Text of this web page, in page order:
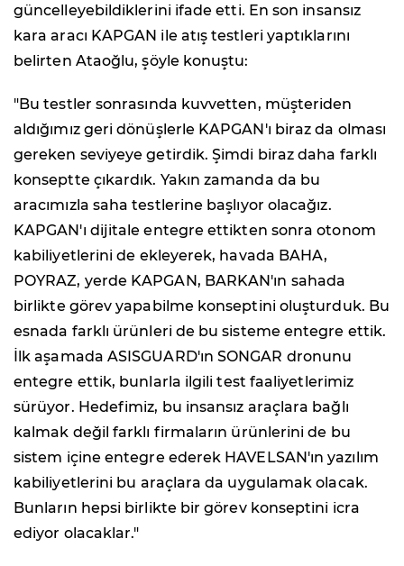
güncelleyebildiklerini ifade etti. En son insansız
kara aracı KAPGAN ile atış testleri yaptıklarını
belirten Ataoğlu, şöyle konuştu:
"Bu testler sonrasında kuvvetten, müşteriden
aldığımız geri dönüşlerle KAPGAN'ı biraz da olması
gereken seviyeye getirdik. Şimdi biraz daha farklı
konseptte çıkardık. Yakın zamanda da bu
aracımızla saha testlerine başlıyor olacağız.
KAPGAN'ı dijitale entegre ettikten sonra otonom
kabiliyetlerini de ekleyerek, havada BAHA,
POYRAZ, yerde KAPGAN, BARKAN'ın sahada
birlikte görev yapabilme konseptini oluşturduk. Bu
esnada farklı ürünleri de bu sisteme entegre ettik.
İlk aşamada ASISGUARD'ın SONGAR dronunu
entegre ettik, bunlarla ilgili test faaliyetlerimiz
sürüyor. Hedefimiz, bu insansız araçlara bağlı
kalmak değil farklı firmaların ürünlerini de bu
sistem içine entegre ederek HAVELSAN'ın yazılım
kabiliyetlerini bu araçlara da uygulamak olacak.
Bunların hepsi birlikte bir görev konseptini icra
ediyor olacaklar."